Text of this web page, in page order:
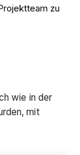
zu
wie in der
mit